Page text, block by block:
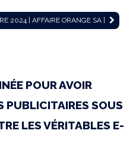
2024 | AFFAIRE ORANGE SA |
POUR AVOIR
PUBLICITAIRES SOUS
LES VÉRITABLES E-